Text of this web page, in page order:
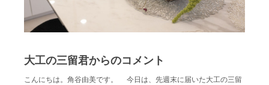
大工の三留君からのコメント
こんにちは。角谷由美です。 今日は、先週末に届いた大工の三留